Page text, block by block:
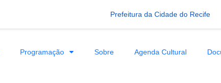
Prefeitura da Cidade do Recife
Programação Sobre Agenda Cultural